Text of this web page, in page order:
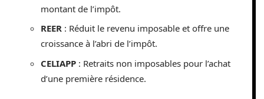
montant de l’impôt.
REER : Réduit le revenu imposable et offre une
croissance à l’abri de l’impôt.
CELIAPP : Retraits non imposables pour l’achat
d’une première résidence.